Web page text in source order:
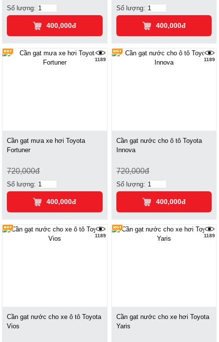
Số lượng:
400,000đ
Số lượng:
400,000đ
1189
Cần gạt mưa xe hơi Toyota
Fortuner
720,000đ
Số lượng:
400,000đ
1189
Cần gạt nước cho ô tô Toyota
Innova
720,000đ
Số lượng:
400,000đ
1189
Cần gạt nước cho xe ô tô Toyota
Vios
1189
Cần gạt nước cho xe hơi Toyota
Yaris